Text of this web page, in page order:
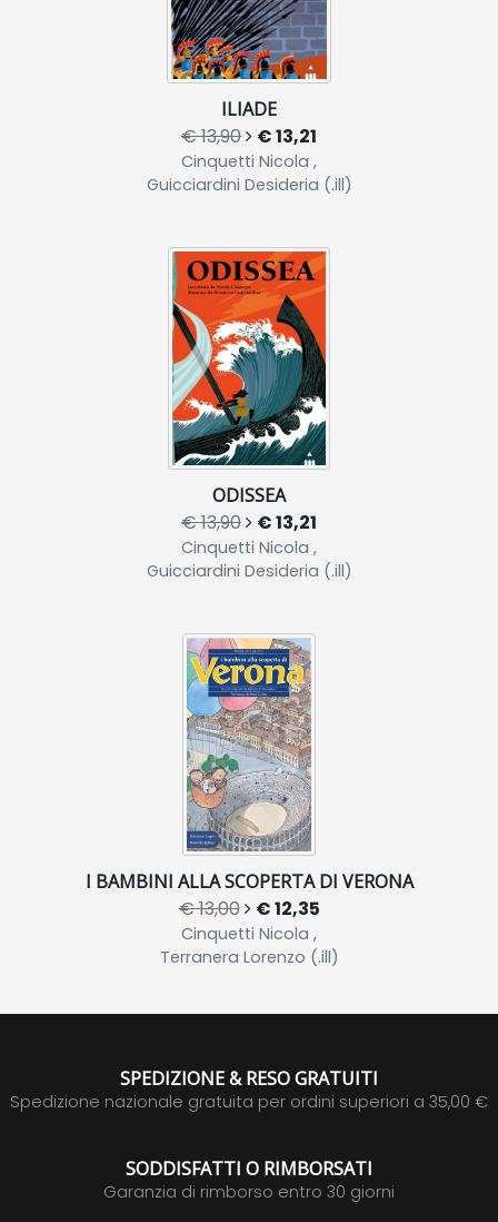
ILIADE
€ 13,90 € 13,21
Cinquetti Nicola ,
Guicciardini Desideria (.ill)
ODISSEA
€ 13,90 € 13,21
Cinquetti Nicola ,
Guicciardini Desideria (.ill)
I BAMBINI ALLA SCOPERTA DI VERONA
€ 13,00 € 12,35
Cinquetti Nicola ,
Terranera Lorenzo (.ill)
SPEDIZIONE & RESO GRATUITI
Spedizione nazionale gratuita per ordini superiori a 35,00 €
SODDISFATTI O RIMBORSATI
Garanzia di rimborso entro 30 giorni